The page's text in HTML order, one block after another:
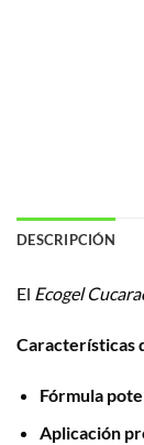
DESCRIPCIÓN
El Ecogel
Características
Fórmula
Aplicación